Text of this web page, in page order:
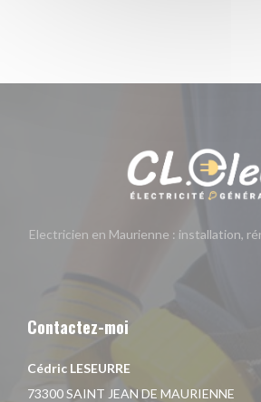
Electricien en Maurienne : installation,
Contactez-moi
Cédric LESEURRE
73300 SAINT JEAN DE MAURIENNE